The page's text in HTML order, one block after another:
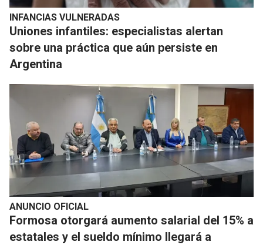
INFANCIAS VULNERADAS
Uniones infantiles: especialistas alertan
sobre una práctica que aún persiste en
Argentina
ANUNCIO OFICIAL
Formosa otorgará aumento salarial del 15% a
estatales y el sueldo mínimo llegará a